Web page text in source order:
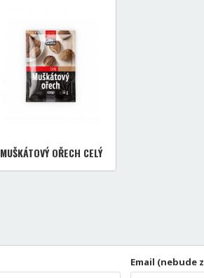
MUŠKÁTOVÝ OŘECH CELÝ
Email (nebude